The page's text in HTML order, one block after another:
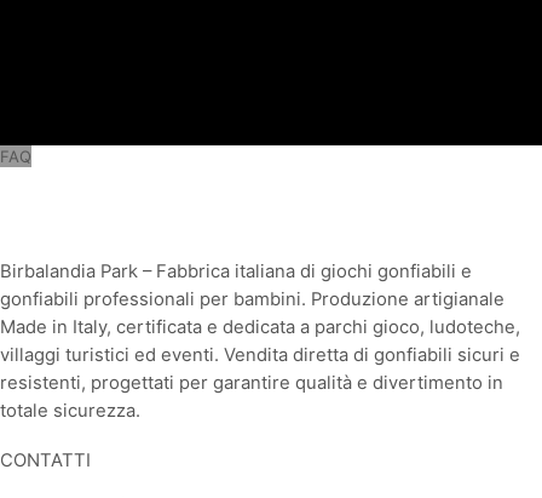
FAQ
Birbalandia Park – Fabbrica italiana di giochi gonfiabili e
gonfiabili professionali per bambini. Produzione artigianale
Made in Italy, certificata e dedicata a parchi gioco, ludoteche,
villaggi turistici ed eventi. Vendita diretta di gonfiabili sicuri e
resistenti, progettati per garantire qualità e divertimento in
totale sicurezza.
CONTATTI